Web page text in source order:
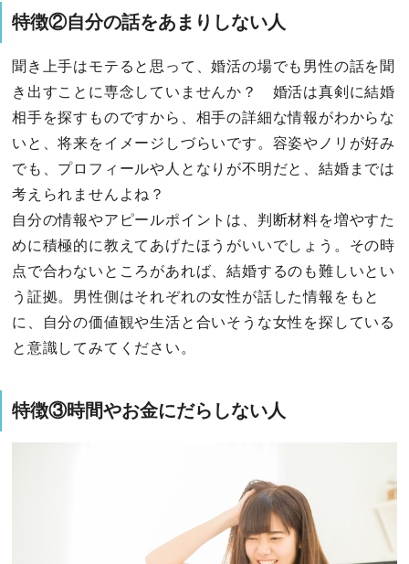
特徴②自分の話をあまりしない人
聞き上手はモテると思って、婚活の場でも男性の話を聞
き出すことに専念していませんか？ 婚活は真剣に結婚
相手を探すものですから、相手の詳細な情報がわからな
いと、将来をイメージしづらいです。容姿やノリが好み
でも、プロフィールや人となりが不明だと、結婚までは
考えられませんよね？
自分の情報やアピールポイントは、判断材料を増やすた
めに積極的に教えてあげたほうがいいでしょう。その時
点で合わないところがあれば、結婚するのも難しいとい
う証拠。男性側はそれぞれの女性が話した情報をもと
に、自分の価値観や生活と合いそうな女性を探している
と意識してみてください。
特徴③時間やお金にだらしない人